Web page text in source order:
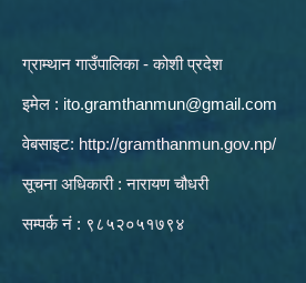
ग्राम्थान गाउँपालिका - कोशी प्रदेश
इमेल : ito.gramthanmun@gmail.com
वेबसाइट: http://gramthanmun.gov.np/
सूचना अधिकारी : नारायण चौधरी
सम्पर्क नं : ९८५२०५१७९४